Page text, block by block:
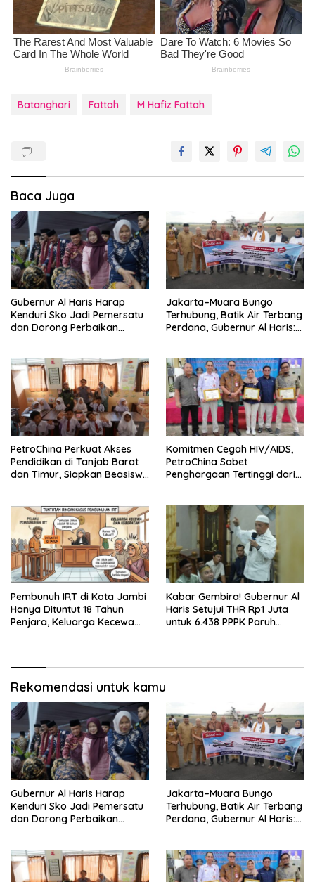
Batanghari Fattah M Hafiz Fattah
Baca Juga
Gubernur Al Haris Harap
Kenduri Sko Jadi Pemersatu
dan Dorong Perbaikan
Jakarta–Muara Bungo
Terhubung, Batik Air Terbang
Perdana, Gubernur Al Haris:
PetroChina Perkuat Akses
Pendidikan di Tanjab Barat
dan Timur, Siapkan Beasiswa
Komitmen Cegah HIV/AIDS,
PetroChina Sabet
Penghargaan Tertinggi dari
Pembunuh IRT di Kota Jambi
Hanya Dituntut 18 Tahun
Penjara, Keluarga Kecewa
Kabar Gembira! Gubernur Al
Haris Setujui THR Rp1 Juta
untuk 6.438 PPPK Paruh
Rekomendasi untuk kamu
Gubernur Al Haris Harap
Kenduri Sko Jadi Pemersatu
dan Dorong Perbaikan
Jakarta–Muara Bungo
Terhubung, Batik Air Terbang
Perdana, Gubernur Al Haris: